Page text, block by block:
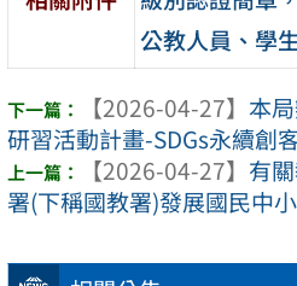
公教人員、學
【2026-04-27】 本
研習活動計畫-SDGs永續創
【2026-04-27】 有
署(下稱國教署)發展國民中